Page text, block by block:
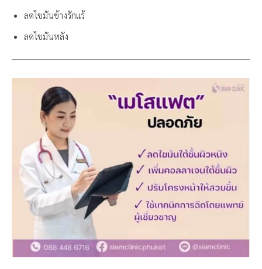
ลดไขมันข้างรักแร้
ลดไขมันหลัง